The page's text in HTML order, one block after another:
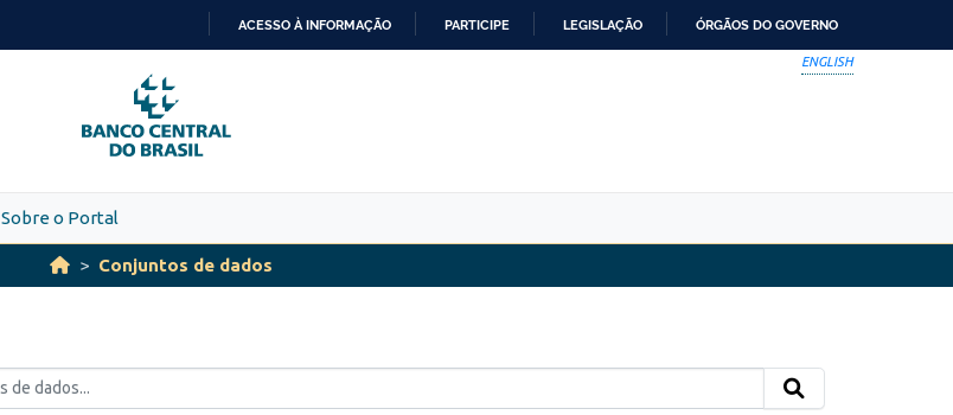
PARA
O
CONTEÚDO
ACESSO À INFORMAÇÃO PARTICIPE LEGISLAÇÃO ÓRGÃOS DO GOVERNO
ENGLISH
Sobre o Portal
Conjuntos de dados